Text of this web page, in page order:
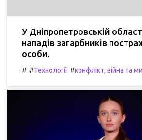
У Дніпропетровській
нападів загарбників
особи.
# #Технології #конфлікт, війна та